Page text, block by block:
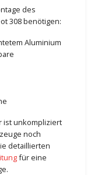
des
308 benötigen:
Aluminium
ist unkompliziert
noch
detaillierten
für eine